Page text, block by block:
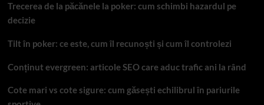
Trecerea de la păcănele la poker: cum schimbi hazardul pe
decizie
Tilt în poker: ce este, cum îl recunoști și cum îl controlezi
Conținut evergreen: articole SEO care aduc trafic ani la rând
Cote mari vs cote sigure: cum găsești echilibrul în pariurile